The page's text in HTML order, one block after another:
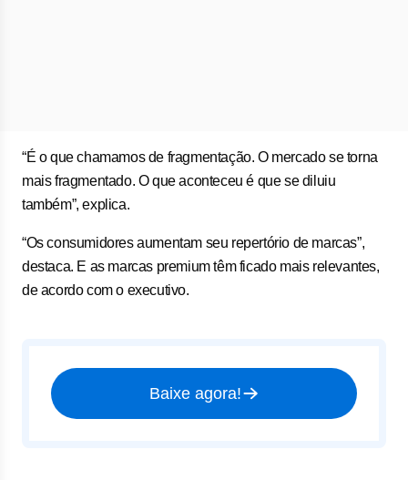
“É o que chamamos de fragmentação. O mercado se torna
mais fragmentado. O que aconteceu é que se diluiu
também”, explica.
“Os consumidores aumentam seu repertório de marcas”,
destaca. E as marcas premium têm ficado mais relevantes,
de acordo com o executivo.
Baixe agora!